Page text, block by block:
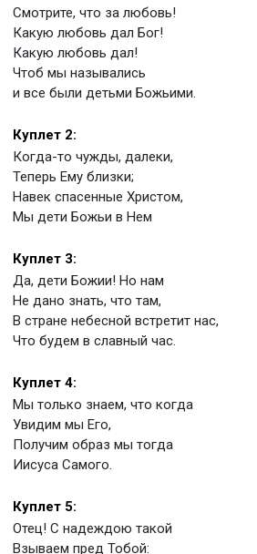
Смотрите, что за любовь!
Какую любовь дал Бог!
Какую любовь дал!
Чтоб мы назывались
и все были детьми Божьими.
Куплет 2:
Когда-то чужды, далеки,
Теперь Ему близки;
Навек спасенные Христом,
Мы дети Божьи в Нем
Куплет 3:
Да, дети Божии! Но нам
Не дано знать, что там,
В стране небесной встретит нас,
Что будем в славный час.
Куплет 4:
Мы только знаем, что когда
Увидим мы Его,
Получим образ мы тогда
Иисуса Самого.
Куплет 5:
Отец! С надеждою такой
Взываем пред Тобой: